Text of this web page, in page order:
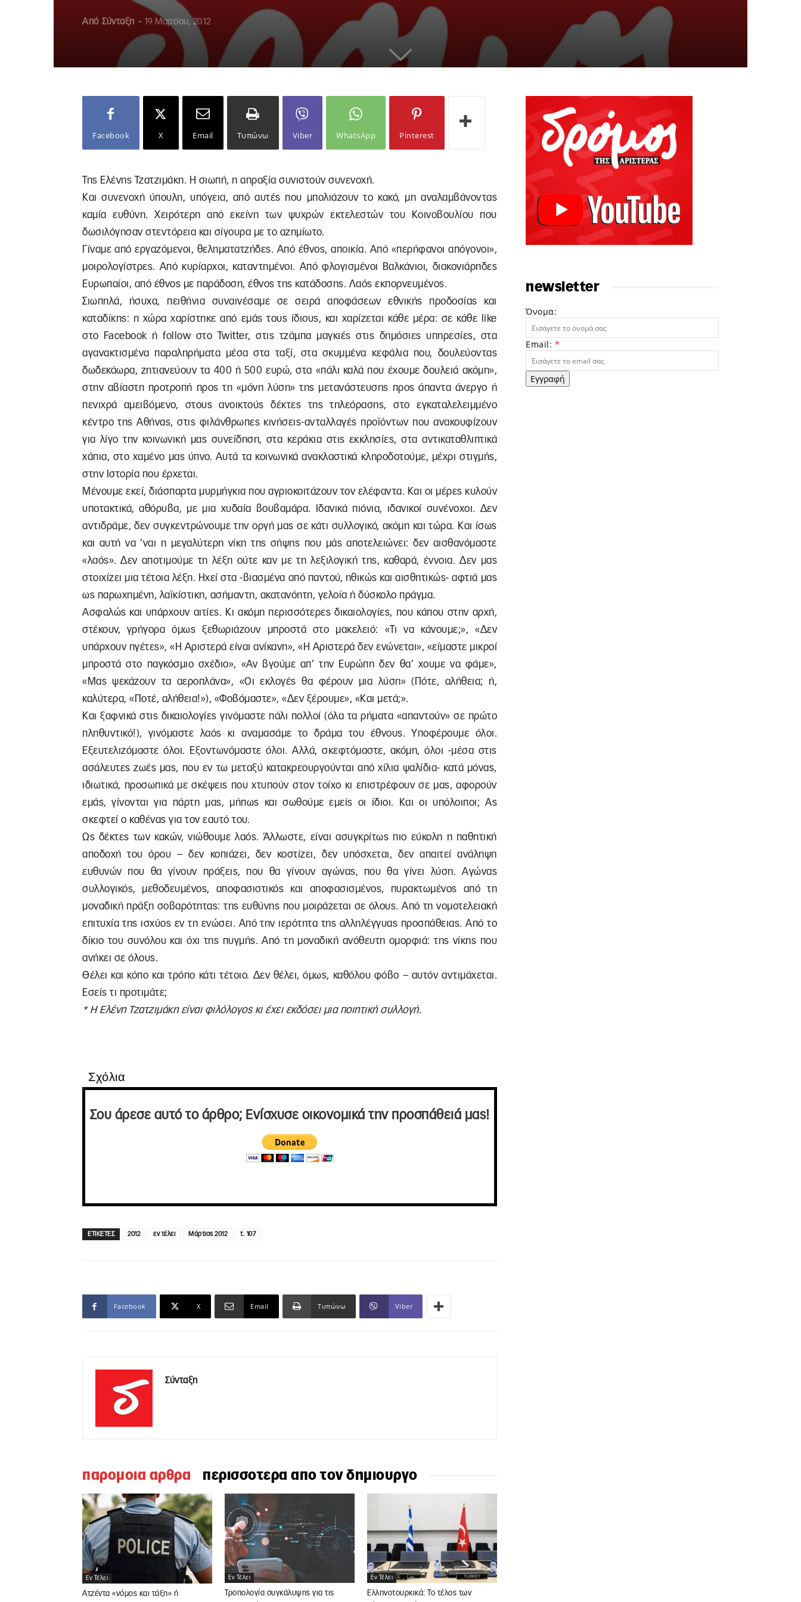
Από Σύνταξη - 19 Μαρτίου, 2012
Facebook X Email Τυπώνω Viber WhatsApp Pinterest
Της Ελένης Τζατζιμάκη. Η σιωπή, η απραξία συνιστούν συνενοχή.
Και συνενοχή ύπουλη, υπόγεια, από αυτές που μπολιάζουν το κακό, μη αναλαμβάνοντας
καμία ευθύνη. Χειρότερη από εκείνη των ψυχρών εκτελεστών του Κοινοβουλίου που
δωσιλόγησαν στεντόρεια και σίγουρα με το αζημίωτο.
Γίναμε από εργαζόμενοι, θεληματατζήδες. Από έθνος, αποικία. Από «περήφανοι απόγονοι»,
μοιρολογίστρες. Από κυρίαρχοι, καταντημένοι. Από φλογισμένοι Βαλκάνιοι, διακονιάρηδες
Ευρωπαίοι, από έθνος με παράδοση, έθνος της κατάδοσης. Λαός εκπορνευμένος.
Σιωπηλά, ήσυχα, πειθήνια συναινέσαμε σε σειρά αποφάσεων εθνικής προδοσίας και
καταδίκης: η χώρα χαρίστηκε από εμάς τους ίδιους, και χαρίζεται κάθε μέρα: σε κάθε like
στο Facebook ή follow στο Twitter, στις τζάμπα μαγκιές στις δημόσιες υπηρεσίες, στα
αγανακτισμένα παραληρήματα μέσα στα ταξί, στα σκυμμένα κεφάλια που, δουλεύοντας
δωδεκάωρα, ζητιανεύουν τα 400 ή 500 ευρώ, στα «πάλι καλά που έχουμε δουλειά ακόμη»,
στην αβίαστη προτροπή προς τη «μόνη λύση» της μετανάστευσης προς άπαντα άνεργο ή
πενιχρά αμειβόμενο, στους ανοικτούς δέκτες της τηλεόρασης, στο εγκαταλελειμμένο
κέντρο της Αθήνας, στις φιλάνθρωπες κινήσεις-ανταλλαγές προϊόντων που ανακουφίζουν
για λίγο την κοινωνική μας συνείδηση, στα κεράκια στις εκκλησίες, στα αντικαταθλιπτικά
χάπια, στο χαμένο μας ύπνο. Αυτά τα κοινωνικά ανακλαστικά κληροδοτούμε, μέχρι στιγμής,
στην Ιστορία που έρχεται.
Μένουμε εκεί, διάσπαρτα μυρμήγκια που αγριοκοιτάζουν τον ελέφαντα. Και οι μέρες κυλούν
υποτακτικά, αθόρυβα, με μια χυδαία βουβαμάρα. Ιδανικά πιόνια, ιδανικοί συνένοχοι. Δεν
αντιδράμε, δεν συγκεντρώνουμε την οργή μας σε κάτι συλλογικό, ακόμη και τώρα. Και ίσως
και αυτή να ’ναι η μεγαλύτερη νίκη της σήψης που μάς αποτελειώνει: δεν αισθανόμαστε
«λαός». Δεν αποτιμούμε τη λέξη ούτε καν με τη λεξιλογική της, καθαρά, έννοια. Δεν μας
στοιχίζει μια τέτοια λέξη. Ηχεί στα -βιασμένα από παντού, ηθικώς και αισθητικώς- αφτιά μας
ως παρωχημένη, λαϊκίστικη, ασήμαντη, ακατανόητη, γελοία ή δύσκολο πράγμα.
Ασφαλώς και υπάρχουν αιτίες. Κι ακόμη περισσότερες δικαιολογίες, που κάπου στην αρχή,
στέκουν, γρήγορα όμως ξεθωριάζουν μπροστά στο μακελειό: «Τι να κάνουμε;», «Δεν
υπάρχουν ηγέτες», «Η Αριστερά είναι ανίκανη», «Η Αριστερά δεν ενώνεται», «είμαστε μικροί
μπροστά στο παγκόσμιο σχέδιο», «Αν βγούμε απ’ την Ευρώπη δεν θα’ χουμε να φάμε»,
«Μας ψεκάζουν τα αεροπλάνα», «Οι εκλογές θα φέρουν μια λύση» (Πότε, αλήθεια; ή,
καλύτερα, «Ποτέ, αλήθεια!»), «Φοβόμαστε», «Δεν ξέρουμε», «Και μετά;».
Και ξαφνικά στις δικαιολογίες γινόμαστε πάλι πολλοί (όλα τα ρήματα «απαντούν» σε πρώτο
πληθυντικό!), γινόμαστε λαός κι αναμασάμε το δράμα του έθνους. Υποφέρουμε όλοι.
Εξευτελιζόμαστε όλοι. Εξοντωνόμαστε όλοι. Αλλά, σκεφτόμαστε, ακόμη, όλοι -μέσα στις
ασάλευτες ζωές μας, που εν τω μεταξύ κατακρεουργούνται από χίλια ψαλίδια- κατά μόνας,
ιδιωτικά, προσωπικά με σκέψεις που χτυπούν στον τοίχο κι επιστρέφουν σε μας, αφορούν
εμάς, γίνονται για πάρτη μας, μήπως και σωθούμε εμείς οι ίδιοι. Και οι υπόλοιποι; Ας
σκεφτεί ο καθένας για τον εαυτό του.
Ως δέκτες των κακών, νιώθουμε λαός. Άλλωστε, είναι ασυγκρίτως πιο εύκολη η παθητική
αποδοχή του όρου – δεν κοπιάζει, δεν κοστίζει, δεν υπόσχεται, δεν απαιτεί ανάληψη
ευθυνών που θα γίνουν πράξεις, που θα γίνουν αγώνας, που θα γίνει λύση. Αγώνας
συλλογικός, μεθοδευμένος, αποφασιστικός και αποφασισμένος, πυρακτωμένος από τη
μοναδική πράξη σοβαρότητας: της ευθύνης που μοιράζεται σε όλους. Από τη νομοτελειακή
επιτυχία της ισχύος εν τη ενώσει. Από την ιερότητα της αλληλέγγυας προσπάθειας. Από το
δίκιο του συνόλου και όχι της πυγμής. Από τη μοναδική ανόθευτη ομορφιά: της νίκης που
ανήκει σε όλους.
Θέλει και κόπο και τρόπο κάτι τέτοιο. Δεν θέλει, όμως, καθόλου φόβο – αυτόν αντιμάχεται.
Εσείς τι προτιμάτε;
* Η Ελένη Τζατζιμάκη είναι φιλόλογος κι έχει εκδόσει μια ποιητική συλλογή.
Σχόλια
Σου άρεσε αυτό το άρθρο; Ενίσχυσε οικονομικά την προσπάθειά μας!
ΕΤΙΚΕΤΕΣ 2012 εν τέλει Μάρτιος 2012 τ. 107
Facebook X Email Τυπώνω Viber
Σύνταξη
παρομοια αρθρα περισσοτερα απο τον δημιουργο
Εν Τέλει
Ατζέντα «νόμος και τάξη» ή
Εν Τέλει
Τροπολογία συγκάλυψης για τις
Εν Τέλει
Ελληνοτουρκικά: Το τέλος των
newsletter
Όνομα:
Email: *
Εγγραφή